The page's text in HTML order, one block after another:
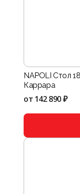
NAPOLI Стол
Каррара
от 142 890 ₽